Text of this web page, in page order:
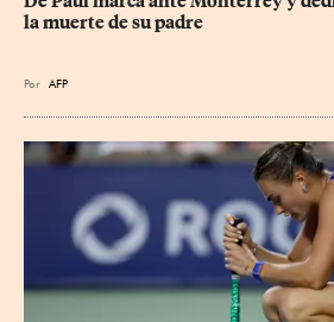
la muerte de su padre
Por AFP